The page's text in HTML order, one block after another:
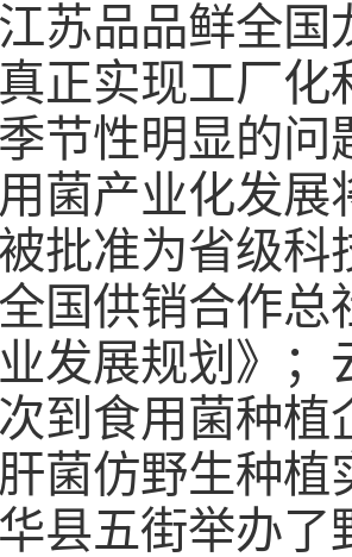
苏品品鲜全
正实现工厂化
节性明显的
菌产业化发
批准为省级
国供销合作
发展规划》
到食用菌种
菌仿野生种
县五街举办了